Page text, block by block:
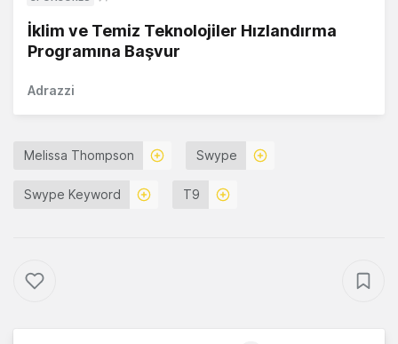
İklim ve Temiz Teknolojiler Hızlandırma
Programına Başvur
Adrazzi
Melissa Thompson Swype
Swype Keyword T9